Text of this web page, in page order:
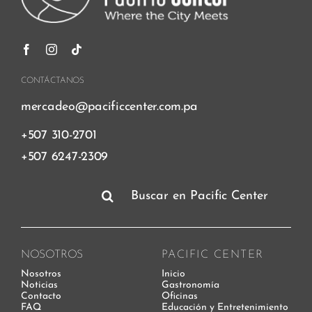
CONTÁCTANOS
mercadeo@pacificcenter.com.pa
+507 310-2701
+507 6247-2309
NOSOTROS
Nosotros
Noticias
Contacto
FAQ
PACIFIC CENTER
Inicio
Gastronomía
Oficinas
Educación y Entretenimiento